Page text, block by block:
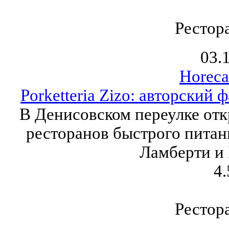
Porketteria Zizo: авторский
В Денисовском переулке
ресторанов быстрого
Ламберти